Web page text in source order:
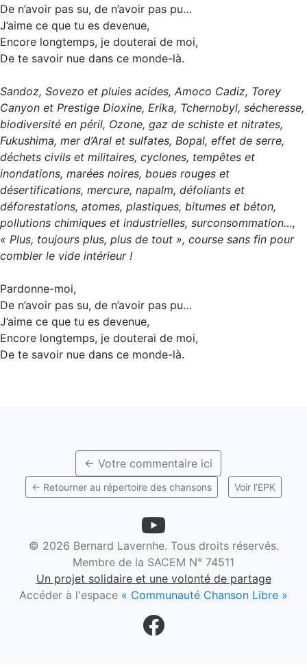
De n’avoir pas su, de n’avoir pas pu…
J’aime ce que tu es devenue,
Encore longtemps, je douterai de moi,
De te savoir nue dans ce monde-là.
Sandoz, Sovezo et pluies acides, Amoco Cadiz, Torey
Canyon et Prestige Dioxine, Erika, Tchernobyl, sécheresse,
biodiversité en péril, Ozone, gaz de schiste et nitrates,
Fukushima, mer d’Aral et sulfates, Bopal, effet de serre,
déchets civils et militaires, cyclones, tempêtes et
inondations, marées noires, boues rouges et
désertifications, mercure, napalm, défoliants et
déforestations, atomes, plastiques, bitumes et béton,
pollutions chimiques et industrielles, surconsommation…,
« Plus, toujours plus, plus de tout », course sans fin pour
combler le vide intérieur !
Pardonne-moi,
De n’avoir pas su, de n’avoir pas pu…
J’aime ce que tu es devenue,
Encore longtemps, je douterai de moi,
De te savoir nue dans ce monde-là.
← Votre commentaire ici
← Retourner au répertoire des chansons Voir l’EPK
© 2026 Bernard Lavernhe. Tous droits réservés.
Membre de la SACEM N° 74511
Un projet solidaire et une volonté de partage
Accéder à l'espace « Communauté Chanson Libre »